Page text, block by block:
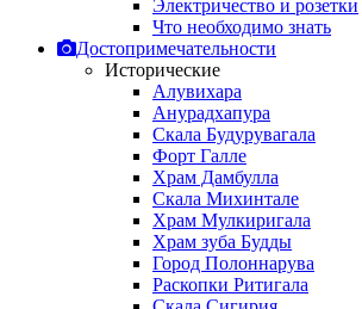
Электричество и розетки
Что необходимо знать
Достопримечательности
Исторические
Алувихара
Анурадхапура
Скала Будурувагала
Форт Галле
Храм Дамбулла
Скала Михинтале
Храм Мулкиригала
Храм зуба Будды
Город Полоннарува
Раскопки Ритигала